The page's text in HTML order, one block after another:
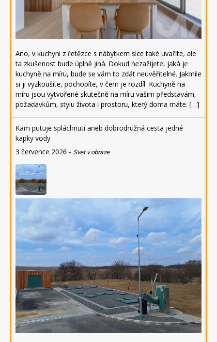
Ano, v kuchyni z řetězce s nábytkem sice také uvaříte, ale
ta zkušenost bude úplně jiná. Dokud nezažijete, jaká je
kuchyně na míru, bude se vám to zdát neuvěřitelné. Jakmile
si ji vyzkoušíte, pochopíte, v čem je rozdíl. Kuchyně na
míru jsou vytvořené skutečně na míru vašim představám,
požadavkům, stylu života i prostoru, který doma máte. […]
Kam putuje spláchnutí aneb dobrodružná cesta jedné
kapky vody
3 července 2026 - Svet v obraze